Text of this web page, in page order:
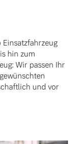
Einsatzfahrzeug
hin zum
Wir passen Ihr
und vor